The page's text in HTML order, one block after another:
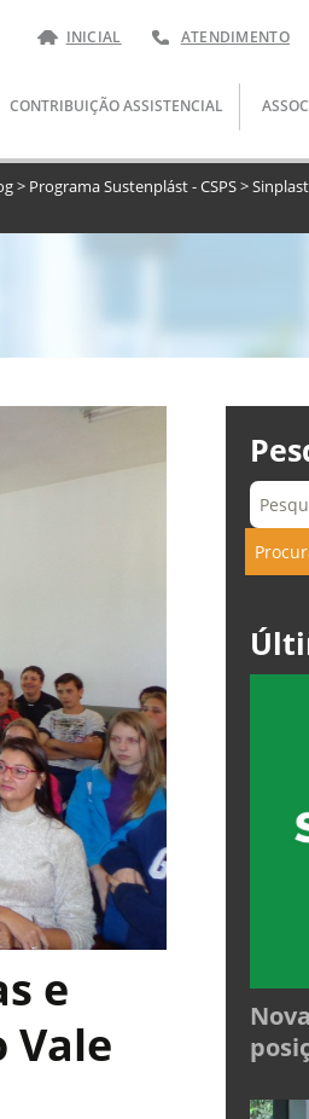
INICIAL ATENDIMENTO
CONTRIBUIÇÃO ASSISTENCIAL
> Programa Sustenplást - CSPS>
e
Vale